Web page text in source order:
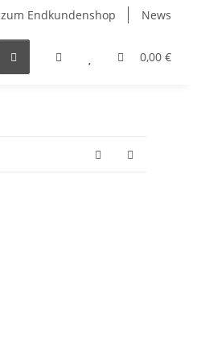
zum Endkundenshop News
0,00 €
FFP2-Masken